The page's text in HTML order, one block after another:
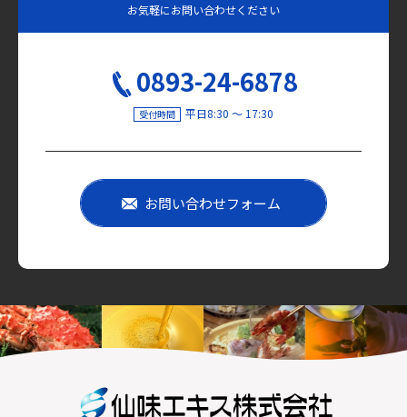
お気軽にお問い合わせください
0893-24-6878
受付時間 平日8:30 〜 17:30
お問い合わせフォーム